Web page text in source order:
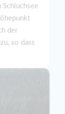
der
so dass